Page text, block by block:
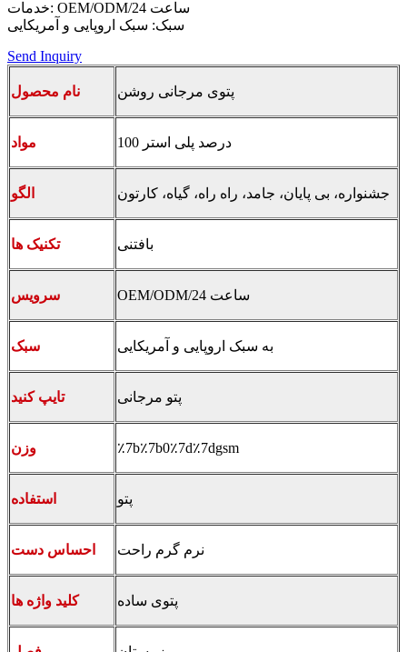
خدمات: OEM/ODM/24 ساعت
سبک: سبک اروپایی و آمریکایی
Send Inquiry
نام محصول پتوی مرجانی روشن
مواد 100 درصد پلی استر
الگو جشنواره، بی پایان، جامد، راه راه، گیاه، کارتون
تکنیک ها بافتنی
سرویس OEM/ODM/24 ساعت
سبک به سبک اروپایی و آمریکایی
تایپ کنید پتو مرجانی
وزن ٪7b٪7b0٪7d٪7dgsm
استفاده پتو
احساس دست نرم گرم راحت
کلید واژه ها پتوی ساده